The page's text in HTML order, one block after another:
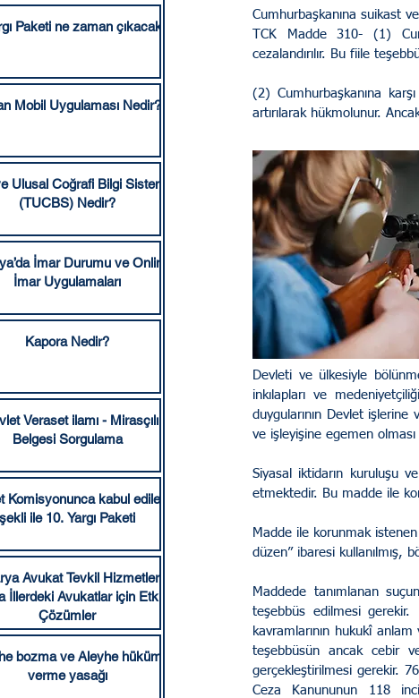
Paketi ne zaman çıkacak?
Mobil Uygulaması Nedir?
Ulusal Coğrafi Bilgi Sistemi
(TUCBS) Nedir?
İmar Durumu ve Online
İmar Uygulamaları
Kapora Nedir?
Veraset ilamı - Mirasçılık
Belgesi Sorgulama
Komisyonunca kabul edilen
şekli ile 10. Yargı Paketi
Avukat Tevkil Hizmetleri:
İllerdeki Avukatlar için Etkili
Çözümler
bozma ve Aleyhe hüküm
verme yasağı
Sakarya Hukuki Kurumlar
Ticaret Hukuku İcra
Hizmet Bölgelerimiz
Cumhurbaşkanına suikast
TCK Madde 310- (1)
cezalandırılır. Bu fiile
(2) Cumhurbaşkanına
artırılarak hükmolunur.
Devleti ve ülkesiyle
inkılapları ve
duygularının Devlet işlerine
ve işleyişine egemen
Siyasal iktidarın kuruluşu
etmektedir. Bu madde ile
Madde ile korunmak
düzen” ibaresi kullanılmış,
Maddede tanımlanan
teşebbüs edilmesi
kavramlarının hukukî
teşebbüsün ancak cebir
gerçekleştirilmesi gerekir.
Ceza Kanununun 118